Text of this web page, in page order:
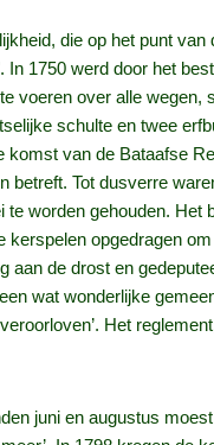
die op het punt van
In 1750 werd door het
voeren over alle wegen,
schulte en twee
komst van de Bataafse
betreft. Tot dusverre
worden gehouden. Het
opgedragen
aan de drost en
wat wonderlijke
Het
juni en augustus